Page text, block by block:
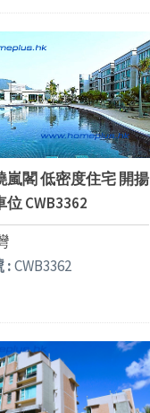
嵐閣 低密度住宅 開揚
CWB3362
:CWB3362